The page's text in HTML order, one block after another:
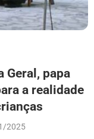
Geral, papa
a realidade
2025